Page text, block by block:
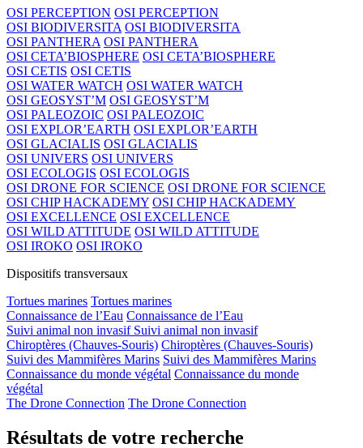
OSI PERCEPTION OSI PERCEPTION
OSI BIODIVERSITA OSI BIODIVERSITA
OSI PANTHERA OSI PANTHERA
OSI CETA’BIOSPHERE OSI CETA’BIOSPHERE
OSI CETIS OSI CETIS
OSI WATER WATCH OSI WATER WATCH
OSI GEOSYST’M OSI GEOSYST’M
OSI PALEOZOIC OSI PALEOZOIC
OSI EXPLOR’EARTH OSI EXPLOR’EARTH
OSI GLACIALIS OSI GLACIALIS
OSI UNIVERS OSI UNIVERS
OSI ECOLOGIS OSI ECOLOGIS
OSI DRONE FOR SCIENCE OSI DRONE FOR SCIENCE
OSI CHIP HACKADEMY OSI CHIP HACKADEMY
OSI EXCELLENCE OSI EXCELLENCE
OSI WILD ATTITUDE OSI WILD ATTITUDE
OSI IROKO OSI IROKO
Dispositifs transversaux
Tortues marines Tortues marines
Connaissance de l’Eau Connaissance de l’Eau
Suivi animal non invasif Suivi animal non invasif
Chiroptères (Chauves-Souris) Chiroptères (Chauves-Souris)
Suivi des Mammifères Marins Suivi des Mammifères Marins
Connaissance du monde végétal Connaissance du monde
végétal
The Drone Connection The Drone Connection
Résultats de votre recherche